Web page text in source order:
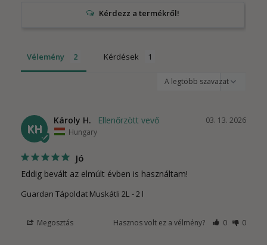
Vélemény Kérdések
KH
03. 13. 2026
Károly H.
Hungary
Jó
Eddig bevált az elmúlt évben is használtam!
Guardan Tápoldat Muskátli 2L 2 l
Megosztás Hasznos volt ez a vélmény? 0 0